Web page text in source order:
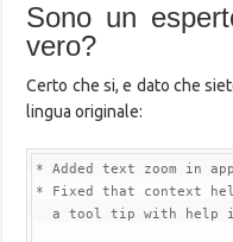
Sono un
vero?
Certo che si, e dato che
lingua originale:
* Added text zoom in
* Fixed that context
a tool tip with help